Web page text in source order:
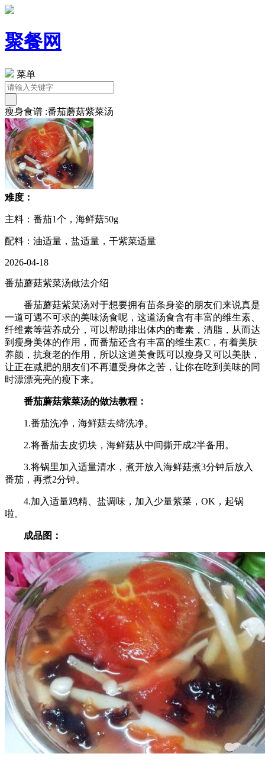
聚餐网
菜单
瘦身食谱 :番茄蘑菇紫菜汤
难度：
主料：番茄1个，海鲜菇50g
配料：油适量，盐适量，干紫菜适量
2026-04-18
番茄蘑菇紫菜汤做法介绍
番茄蘑菇紫菜汤对于想要拥有苗条身姿的朋友们来说真是
一道可遇不可求的美味汤食呢，这道汤食含有丰富的维生素、
纤维素等营养成分，可以帮助排出体内的毒素，清脂，从而达
到瘦身美体的作用，而番茄还含有丰富的维生素C，有着美肤
养颜，抗衰老的作用，所以这道美食既可以瘦身又可以美肤，
让正在减肥的朋友们不再遭受身体之苦，让你在吃到美味的同
时漂漂亮亮的瘦下来。
番茄蘑菇紫菜汤的做法教程：
1.番茄洗净，海鲜菇去缔洗净。
2.将番茄去皮切块，海鲜菇从中间撕开成2半备用。
3.将锅里加入适量清水，煮开放入海鲜菇煮3分钟后放入
番茄，再煮2分钟。
4.加入适量鸡精、盐调味，加入少量紫菜，OK，起锅
啦。
成品图：